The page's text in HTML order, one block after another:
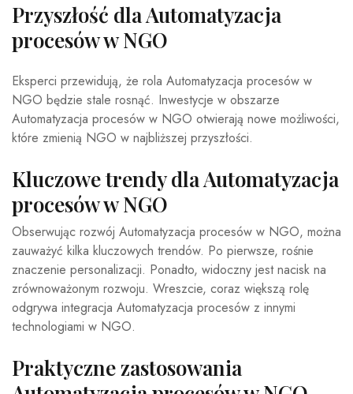
Przyszłość dla Automatyzacja
procesów w NGO
Eksperci przewidują, że rola Automatyzacja procesów w
NGO będzie stale rosnąć. Inwestycje w obszarze
Automatyzacja procesów w NGO otwierają nowe możliwości,
które zmienią NGO w najbliższej przyszłości.
Kluczowe trendy dla Automatyzacja
procesów w NGO
Obserwując rozwój Automatyzacja procesów w NGO, można
zauważyć kilka kluczowych trendów. Po pierwsze, rośnie
znaczenie personalizacji. Ponadto, widoczny jest nacisk na
zrównoważonym rozwoju. Wreszcie, coraz większą rolę
odgrywa integracja Automatyzacja procesów z innymi
technologiami w NGO.
Praktyczne zastosowania